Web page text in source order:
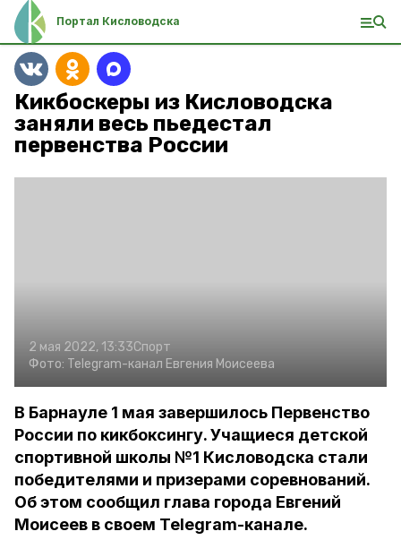
Портал Кисловодска
Кикбоскеры из Кисловодска
заняли весь пьедестал
первенства России
2 мая 2022, 13:33Спорт
Фото: Telegram-канал Евгения Моисеева
В Барнауле 1 мая завершилось Первенство
России по кикбоксингу. Учащиеся детской
спортивной школы №1 Кисловодска стали
победителями и призерами соревнований.
Об этом сообщил глава города Евгений
Моисеев в своем Telegram-канале.